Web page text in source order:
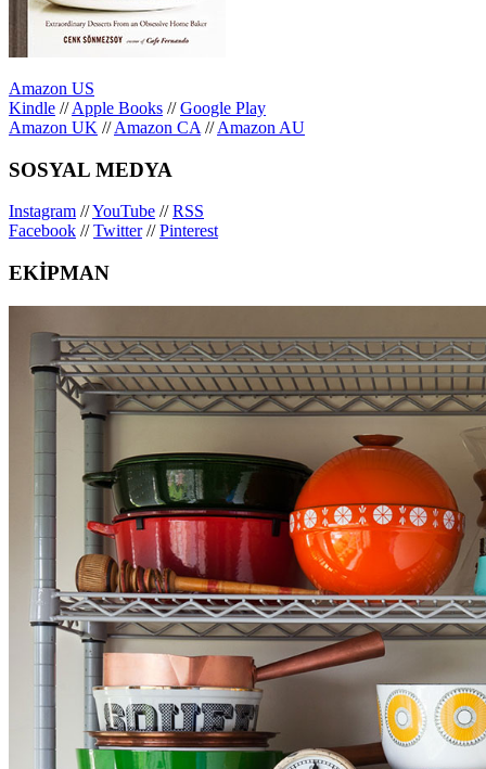
Amazon US
Kindle //Apple Books //Google Play
Amazon UK //Amazon CA //Amazon AU
SOSYAL MEDYA
Instagram //YouTube //RSS
Facebook //Twitter//Pinterest
EKİPMAN